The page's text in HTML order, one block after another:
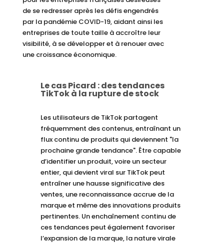
de se redresser après les défis engendrés
par la pandémie COVID-19, aidant ainsi les
entreprises de toute taille à accroître leur
visibilité, à se développer et à renouer avec
une croissance économique.
Le cas Picard : des tendances
TikTok à la rupture de stock
Les utilisateurs de TikTok partagent
fréquemment des contenus, entraînant un
flux continu de produits qui deviennent "la
prochaine grande tendance". Être capable
d’identifier un produit, voire un secteur
entier, qui devient viral sur TikTok peut
entraîner une hausse significative des
ventes, une reconnaissance accrue de la
marque et même des innovations produits
pertinentes. Un enchaînement continu de
ces tendances peut également favoriser
l’expansion de la marque, la nature virale